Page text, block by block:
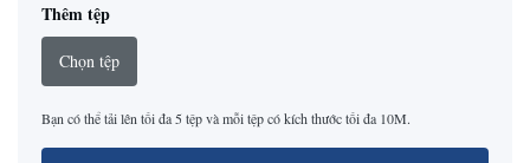
Thêm tệp
Chọn tệp
Bạn có thể tải lên tối đa 5 tệp và mỗi tệp có kích thước tối đa 10M.